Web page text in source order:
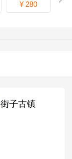
¥ 280
街子古镇